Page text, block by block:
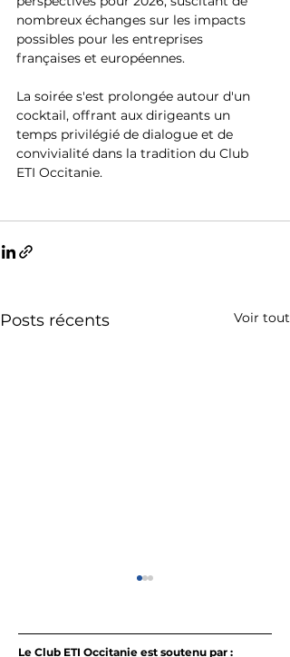
nombreux échanges sur les impacts
possibles pour les entreprises
françaises et européennes.
La soirée s'est prolongée autour d'un
cocktail, offrant aux dirigeants un
temps privilégié de dialogue et de
convivialité dans la tradition du Club
ETI Occitanie.
Posts récents Voir tout
Le Club ETI Occitanie est soutenu par :